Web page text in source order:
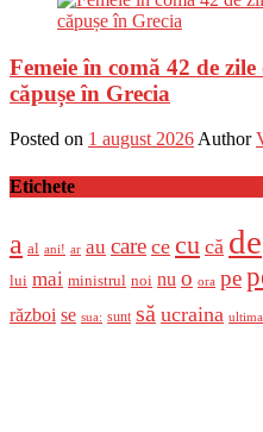
Femeie în comă 42 de
căpușe în Grecia
Posted on 1 august 2026 Author
Etichete
a al ani! ar au care ce cu că de
lui mai ministrul noi nu o ora pe
război se sua: sunt să ucraina ultima